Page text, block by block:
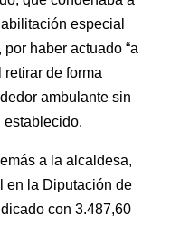
especial
haber actuado “a
de forma
ambulante sin
a la alcaldesa,
en la Diputación de
con 3.487,60